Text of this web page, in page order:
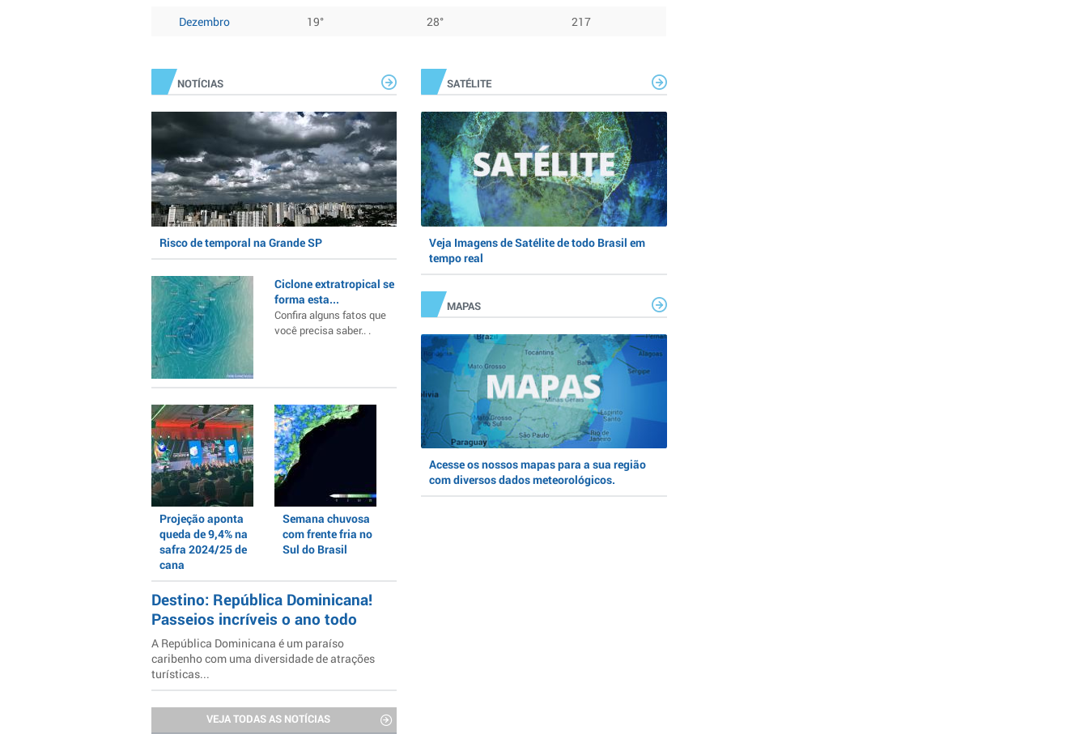
Dezembro
19° 28° 217
NOTÍCIAS
Risco de temporal na Grande SP
Ciclone extratropical se
forma esta...
Confira alguns fatos que
você precisa saber.. .
Projeção aponta
queda de 9,4% na
safra 2024/25 de
cana
Semana chuvosa
com frente fria no
Sul do Brasil
Destino: República Dominicana!
Passeios incríveis o ano todo
A República Dominicana é um paraíso
caribenho com uma diversidade de atrações
turísticas...
VEJA TODAS AS NOTÍCIAS
SATÉLITE
Veja Imagens de Satélite de todo Brasil em
tempo real
MAPAS
Acesse os nossos mapas para a sua região
com diversos dados meteorológicos.